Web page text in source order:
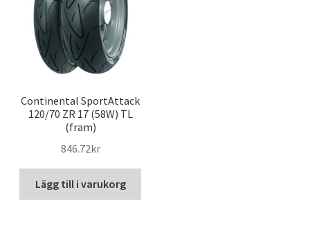
Continental SportAttack
120/70 ZR 17 (58W) TL
(fram)
846.72kr
Lägg till i varukorg